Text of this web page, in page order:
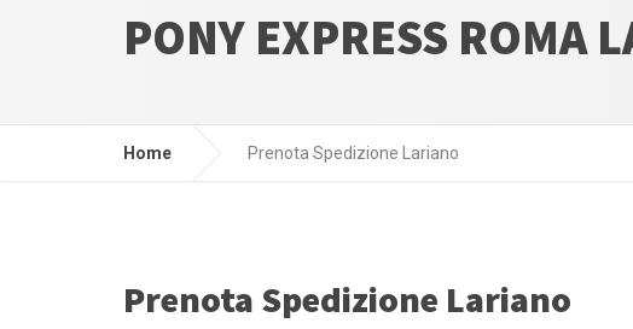
PONY EXPRESS ROMA
Home Prenota Spedizione Lariano
Prenota Spedizione Lariano